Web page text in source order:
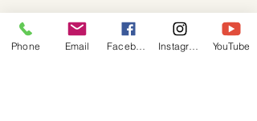
Informazioni
Phone Email YouTube